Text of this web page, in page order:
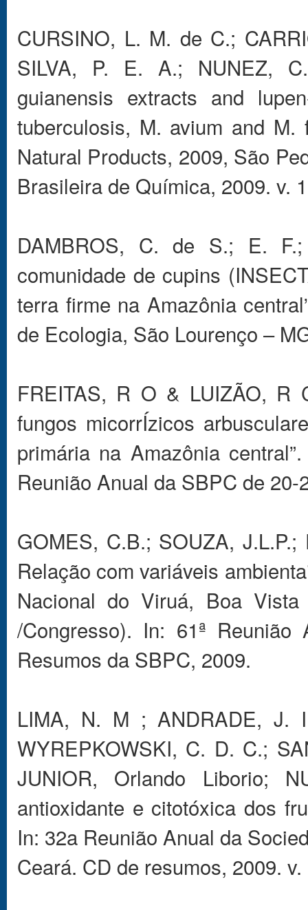
CURSINO, L. M. de C.;
SILVA, P. E. A.; NUNEZ,
guianensis extracts and
tuberculosis, M. avium and M.
Natural Products, 2009, São
Brasileira de Química, 2009. v.
DAMBROS, C. de S.; E.
comunidade de cupins
terra firme na Amazônia
de Ecologia, São Lourenço –
FREITAS, R O & LUIZÃO, R
fungos micorrÍzicos
primária na Amazônia
Reunião Anual da SBPC de
GOMES, C.B.; SOUZA,
Relação com variáveis
Nacional do Viruá, Boa
/Congresso). In: 61ª
Resumos da SBPC, 2009.
LIMA, N. M ; ANDRADE, J.
WYREPKOWSKI, C. D. C.;
JUNIOR, Orlando Liborio;
antioxidante e citotóxica dos
In: 32a Reunião Anual da
Ceará. CD de resumos, 2009.